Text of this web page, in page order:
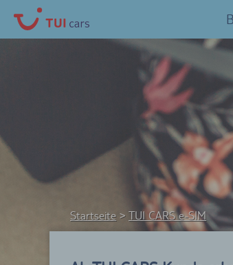
Startseite TUI CARS e-SIM